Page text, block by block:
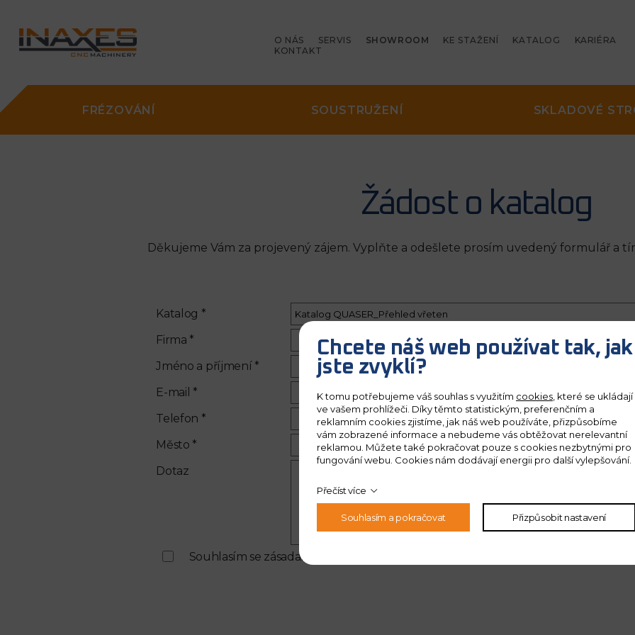
O NÁS SERVIS SHOWROOM KE STAŽENÍ KATALOG
KARIÉRA
KONTAKT
FRÉZOVÁNÍ SOUSTRUŽENÍ SKLADOVÉ
Žádost o katalog
Děkujeme Vám za projevený zájem. Vyplňte a odešlete prosím uvedený formulář a
Katalog *
Firma *
Jméno a příjmení *
E-mail *
Telefon *
Město *
Dotaz
Souhlasím se zásadami ochrany
Chcete náš web používat tak, jak
jste zvyklí?
K tomu potřebujeme váš souhlas s využitím cookies , které se ukládají
ve vašem prohlížeči. Díky těmto statistickým, preferenčním a
reklamním cookies zjistíme, jak náš web používáte, přizpůsobíme
vám zobrazené informace a nebudeme vás obtěžovat nerelevantní
reklamou. Můžete také pokračovat pouze s cookies nezbytnými pro
fungování webu. Cookies nám dodávají energii pro další vylepšování.
Přečíst více
Souhlasím a pokračovat Přizpůsobit nastavení